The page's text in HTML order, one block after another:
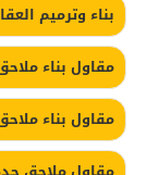
بناء وترميم
مقاول بناء
مقاول بناء